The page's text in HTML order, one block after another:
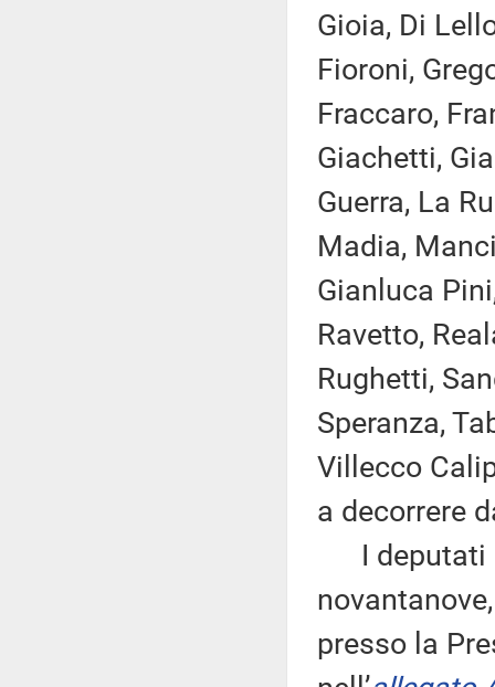
Gioia, Di
Fioroni,
Fraccaro,
Giachetti,
Guerra, La
Madia,
Gianluca
Ravetto,
Rughetti,
Speranza,
Villecco
a decorrere
I deputati
presso la